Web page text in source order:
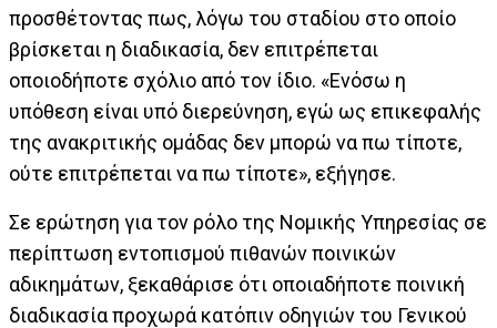
προσθέτοντας πως, λόγω του σταδίου στο οποίο
βρίσκεται η διαδικασία, δεν επιτρέπεται
οποιοδήποτε σχόλιο από τον ίδιο. «Ενόσω η
υπόθεση είναι υπό διερεύνηση, εγώ ως επικεφαλής
της ανακριτικής ομάδας δεν μπορώ να πω τίποτε,
ούτε επιτρέπεται να πω τίποτε», εξήγησε.
Σε ερώτηση για τον ρόλο της Νομικής Υπηρεσίας σε
περίπτωση εντοπισμού πιθανών ποινικών
αδικημάτων, ξεκαθάρισε ότι οποιαδήποτε ποινική
διαδικασία προχωρά κατόπιν οδηγιών του Γενικού